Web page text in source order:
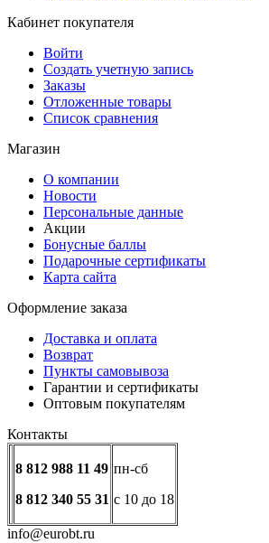
Кабинет покупателя
Войти
Создать учетную запись
Заказы
Отложенные товары
Список сравнения
Магазин
О компании
Новости
Персональные данные
Акции
Бонусные баллы
Подарочные сертификаты
Карта сайта
Оформление заказа
Доставка и оплата
Возврат
Пункты самовывоза
Гарантии и сертификаты
Оптовым покупателям
Контакты
8 812 988 11 49
8 812 340 55 31
пн-сб
с 10 до 18
info@eurobt.ru